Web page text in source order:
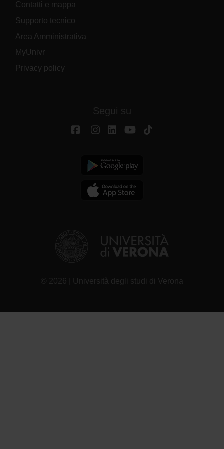
Contatti e mappa
Supporto tecnico
Area Amministrativa
MyUnivr
Privacy policy
Segui su
© 2026 | Università degli studi di Verona